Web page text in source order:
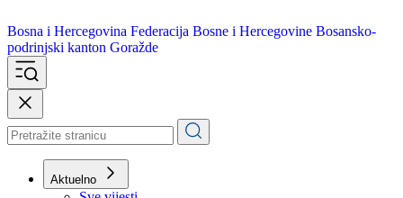
Bosna i Hercegovina
podrinjski kanton Goražde